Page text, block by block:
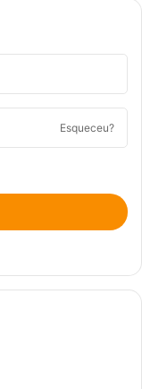
Esqueceu?